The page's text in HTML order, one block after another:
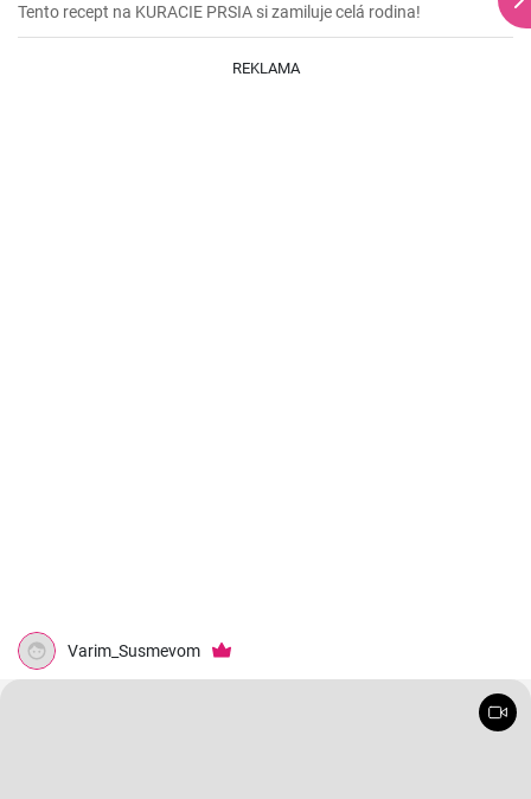
Tento recept na KURACIE PRSIA si zamiluje celá rodina!
REKLAMA
Varim_Susmevom